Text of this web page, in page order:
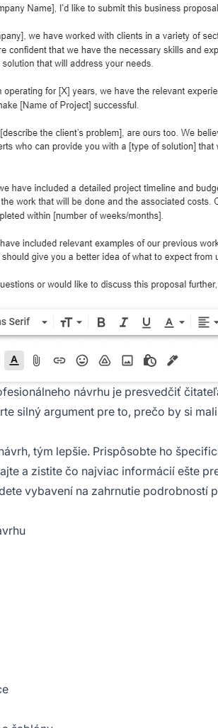
návrhu je presvedčiť
silný argument pre to, prečo by si
tým lepšie. Prispôsobte ho
a zistite čo najviac informácií ešte
vybavení na zahrnutie podrobností